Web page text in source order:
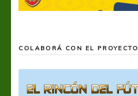
COLABORÁ CON EL PROYECTO